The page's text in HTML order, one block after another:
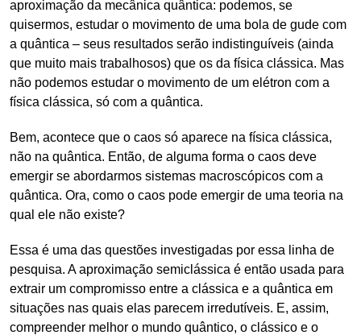
aproximação da mecânica quântica: podemos, se
quisermos, estudar o movimento de uma bola de gude com
a quântica – seus resultados serão indistinguíveis (ainda
que muito mais trabalhosos) que os da física clássica. Mas
não podemos estudar o movimento de um elétron com a
física clássica, só com a quântica.
Bem, acontece que o caos só aparece na física clássica,
não na quântica. Então, de alguma forma o caos deve
emergir se abordarmos sistemas macroscópicos com a
quântica. Ora, como o caos pode emergir de uma teoria na
qual ele não existe?
Essa é uma das questões investigadas por essa linha de
pesquisa. A aproximação semiclássica é então usada para
extrair um compromisso entre a clássica e a quântica em
situações nas quais elas parecem irredutíveis. E, assim,
compreender melhor o mundo quântico, o clássico e o